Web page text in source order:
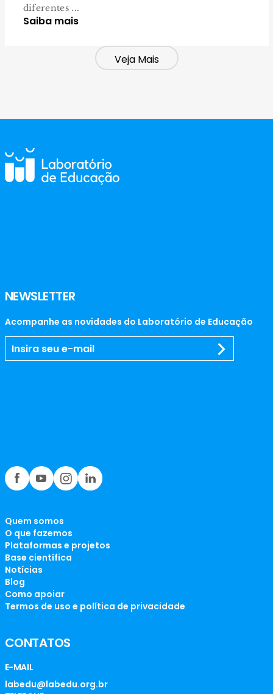
diferentes ...
Saiba mais
Veja Mais
NEWSLETTER
Acompanhe as novidades do Laboratório de Educação
Quem somos
O que fazemos
Plataformas e projetos
Base científica
Notícias
Blog
Como apoiar
Termos de uso e política de privacidade
CONTATOS
E-MAIL
labedu@labedu.org.br